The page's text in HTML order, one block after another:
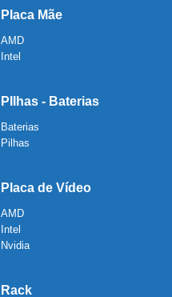
Placa Mãe
AMD
Intel
PIlhas - Baterias
Baterias
Pilhas
Placa de Vídeo
AMD
Intel
Nvidia
Rack